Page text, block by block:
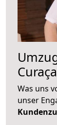
Was uns
unser